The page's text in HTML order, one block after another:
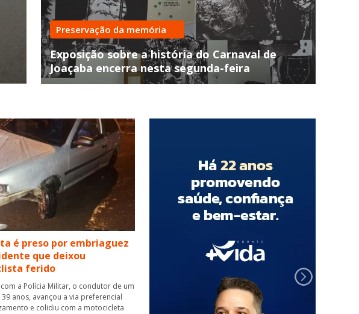
Carro com duas pessoas cai no
Tigre em Joaçaba
Preservação da memória
Exposição sobre a história do Carnaval de
Joaçaba encerra nesta segunda-feira
é preso por embriaguez
que deixou
ferido
a Polícia Militar, o condutor de um
39 anos, avançou a via preferencial
e colidiu com a motocicleta